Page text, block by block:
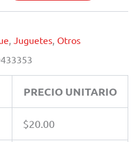
Juguetes Otros
PRECIO UNITARIO
$20.00